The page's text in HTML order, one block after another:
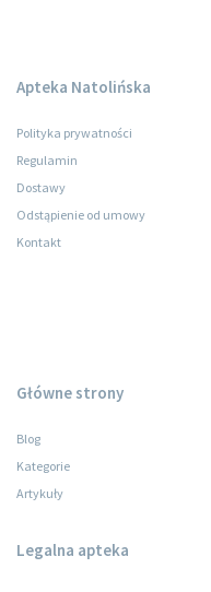
Apteka Natolińska
Polityka prywatności
Regulamin
Dostawy
Odstąpienie od umowy
Kontakt
Główne strony
Blog
Kategorie
Artykuły
Legalna apteka